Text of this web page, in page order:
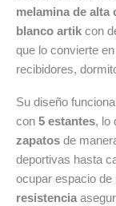
melamina de alta
blanco artik con
que lo convierte
recibidores,
Su diseño
con 5 estantes, lo
zapatos de
deportivas hasta
ocupar espacio de
resistencia